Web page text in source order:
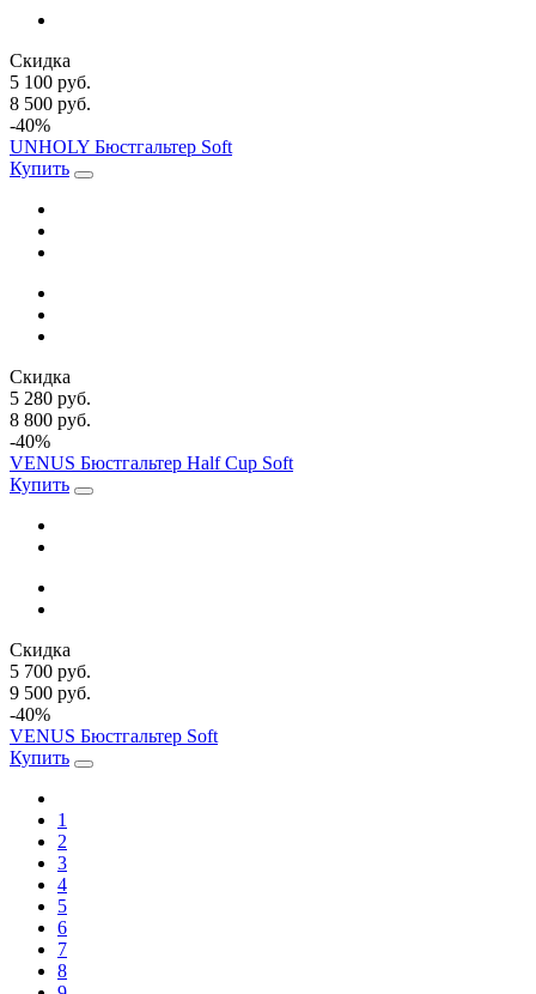
Скидка
5 100 руб.
8 500 руб.
-40%
UNHOLY Бюстгальтер Soft
Купить
Скидка
5 280 руб.
8 800 руб.
-40%
VENUS Бюстгальтер Half Cup Soft
Купить
Скидка
5 700 руб.
9 500 руб.
-40%
VENUS Бюстгальтер Soft
Купить
1
2
3
4
5
6
7
8